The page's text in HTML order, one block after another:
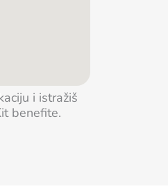
i istražiš
benefite.